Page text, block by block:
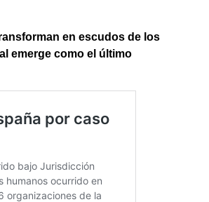
en escudos de los
emerge como el último